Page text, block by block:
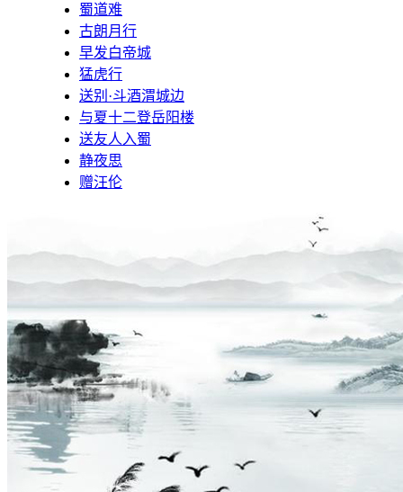
蜀道难
古朗月行
早发白帝城
猛虎行
送别·斗酒渭城边
与夏十二登岳阳楼
送友人入蜀
静夜思
赠汪伦